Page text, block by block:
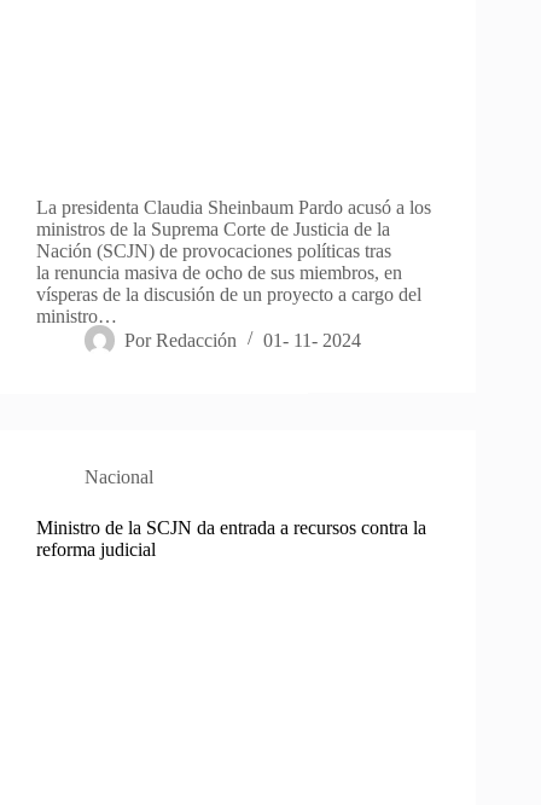
La presidenta Claudia Sheinbaum Pardo acusó a los
ministros de la Suprema Corte de Justicia de la
Nación (SCJN) de provocaciones políticas tras
la renuncia masiva de ocho de sus miembros, en
vísperas de la discusión de un proyecto a cargo del
ministro…
Por Redacción 01- 11- 2024
Nacional
Ministro de la SCJN da entrada a recursos contra la
reforma judicial